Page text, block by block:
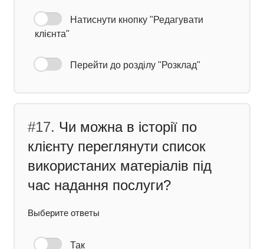
Натиснути кнопку "Редагувати
клієнта"
Перейти до розділу "Розклад"
#17. Чи можна в історії по
клієнту переглянути список
використаних матеріалів під
час надання послуги?
Выберите ответы
Так